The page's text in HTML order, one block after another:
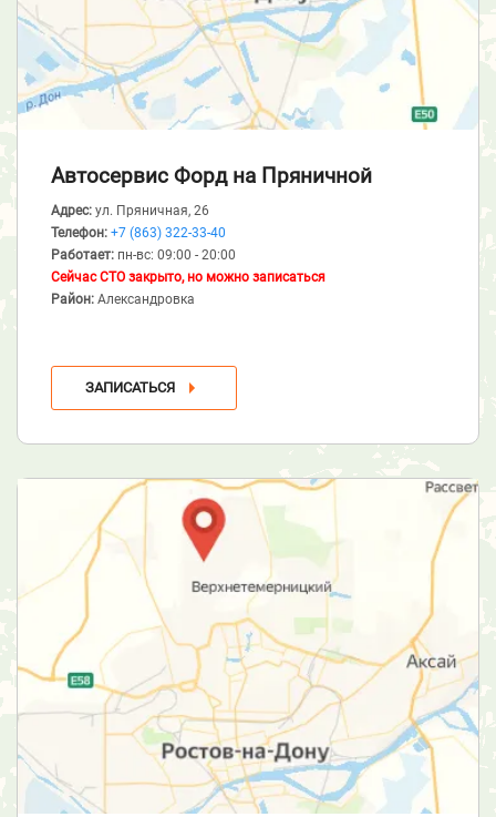
Автосервис Форд на Пряничной
Адрес: ул. Пряничная, 26
Телефон: +7 (863) 322-33-40
Работает: пн-вс: 09:00 - 20:00
Сейчас СТО закрыто, но можно записаться
Район: Александровка
ЗАПИСАТЬСЯ